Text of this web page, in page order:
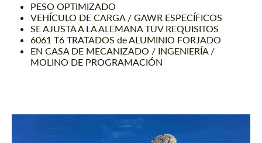
PESO OPTIMIZADO
VEHÍCULO DE CARGA / GAWR ESPECÍFICOS
SE AJUSTA A LA ALEMANA TUV REQUISITOS
6061 T6 TRATADOS de ALUMINIO FORJADO
EN CASA DE MECANIZADO / INGENIERÍA /
MOLINO DE PROGRAMACIÓN